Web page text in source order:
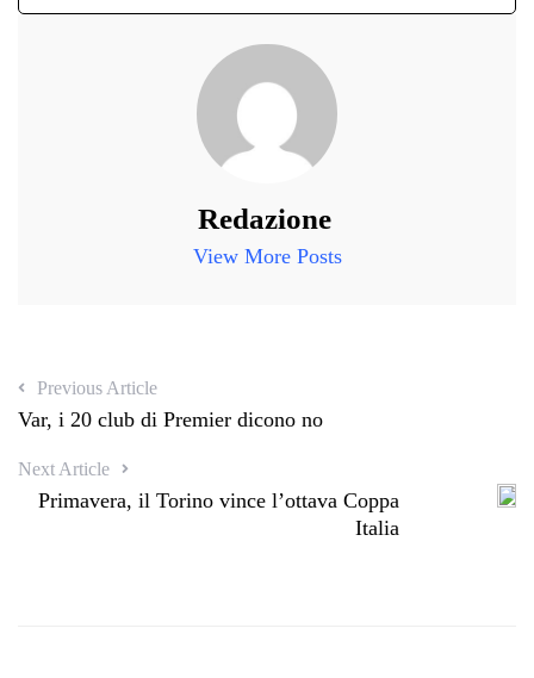
Redazione
View More Posts
Previous Article
Var, i 20 club di Premier dicono no
Next Article
Primavera, il Torino vince l’ottava Coppa
Italia